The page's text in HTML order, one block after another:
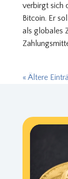
verbirgt sich
Bitcoin. Er
als globales
« Ältere